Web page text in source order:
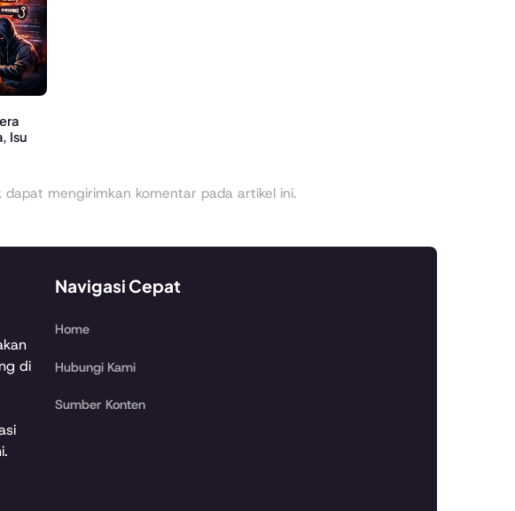
Isu
mengirimkan komentar pada artikel ini.
di
Navigasi Cepat
Home
Hubungi Kami
Sumber Konten